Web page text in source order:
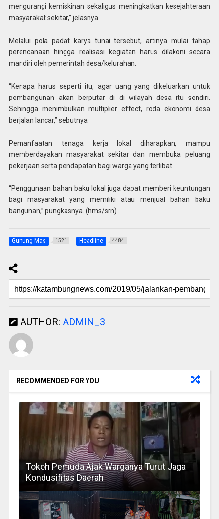
mengurangi kemiskinan sekaligus meningkatkan kesejahteraan
masyarakat sekitar,” jelasnya.
Melalui pola padat karya tunai tersebut, artinya mulai tahap
perencanaan hingga realisasi kegiatan harus dilakoni secara
mandiri oleh pemerintah desa/kelurahan.
“Kenapa harus seperti itu, agar uang yang dikeluarkan untuk
pembangunan akan berputar di di wilayah desa itu sendiri.
Sehingga menimbulkan multiplier effect, roda ekonomi desa
berjalan lancar,” sebutnya.
Pemanfaatan tenaga kerja lokal diharapkan, mampu
memberdayakan masyarakat sekitar dan membuka peluang
pekerjaan serta pendapatan bagi warga yang terlibat.
“Penggunaan bahan baku lokal juga dapat memberi keuntungan
bagi masyarakat yang memiliki atau menjual bahan baku
bangunan,” pungkasnya. (hms/srn)
Gunung Mas 1521 Headline 4484
AUTHOR: ADMIN_3
RECOMMENDED FOR YOU
Tokoh Pemuda Ajak Warganya Turut Jaga
Kondusifitas Daerah